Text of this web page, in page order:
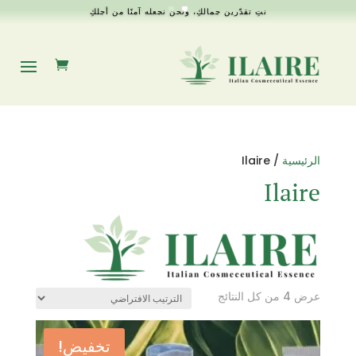
نتِ تقدّرين جمالكِ، ونحن نجعله آمنًا من أجلكِ
الرئيسية / Ilaire
Ilaire
عرض ⁦4⁩ من كل النتائج
تخفيض!